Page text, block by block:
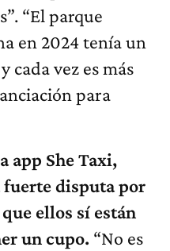
“El parque
en 2024 tenía un
cada vez es más
para
app She Taxi,
fuerte disputa por
ellos sí están
un cupo. “No es